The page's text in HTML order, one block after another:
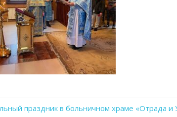
праздник в больничном храме «Отрада